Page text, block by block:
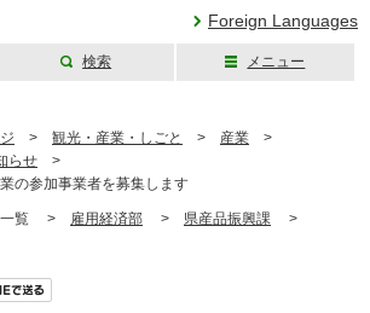
Foreign Languages
検索 メニュー
> 観光・産業・しごと > 産業 >
らせ >
の参加事業者を募集します
一覧 > 雇用経済部 > 県産品振興課 >